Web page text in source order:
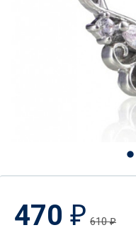
470 ₽ 610₽